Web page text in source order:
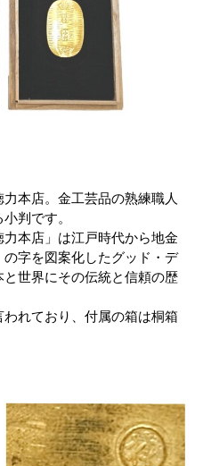
本店。金工芸品の熟練職人
判です。
本店」は江戸時代から地金
字を図案化したグッド・デ
世界にその伝統と信頼の歴
れており、付属の箱は桐箱